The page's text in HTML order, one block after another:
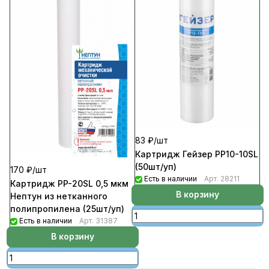
170 ₽/шт
Картридж PP-20SL 0,5 мкм
Нептун из нетканного
полипропилена (25шт/уп)
Есть в наличии Арт. 31387
В корзину
83 ₽/шт
Картридж Гейзер PP10-10SL
(50шт/уп)
Есть в наличии Арт. 28211
В корзину